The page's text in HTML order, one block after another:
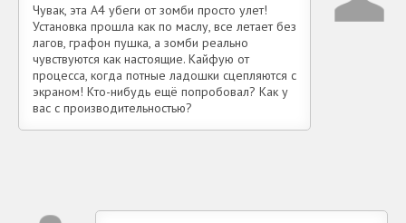
Чувак, эта А4 убеги от зомби просто улет!
Установка прошла как по маслу, все летает без
лагов, графон пушка, а зомби реально
чувствуются как настоящие. Кайфую от
процесса, когда потные ладошки сцепляются с
экраном! Кто-нибудь ещё попробовал? Как у
вас с производительностью?